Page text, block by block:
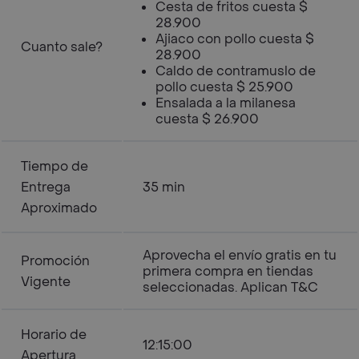
Cuanto sale?
Cesta de fritos cuesta $
28.900
Ajiaco con pollo cuesta $
28.900
Caldo de contramuslo de
pollo cuesta $ 25.900
Ensalada a la milanesa
cuesta $ 26.900
Tiempo de
Entrega
Aproximado
35 min
Promoción
Vigente
Aprovecha el envío gratis en tu
primera compra en tiendas
seleccionadas. Aplican T&C
Horario de
Apertura
12:15:00